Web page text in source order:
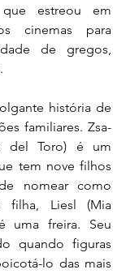
estreou em
cinemas para
de gregos,
história de
familiares. Zsa-
del Toro) é um
tem nove filhos
nomear como
filha, Liesl (Mia
uma freira. Seu
quando figuras
lo das mais